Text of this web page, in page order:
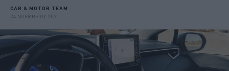
CAR & MOTOR TEAM
24 ΝΟΕΜΒΡΙΟΥ 2021